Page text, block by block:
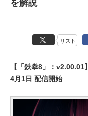
を解説
リスト
【「鉄拳8」：v2.00.01】
4月1日 配信開始